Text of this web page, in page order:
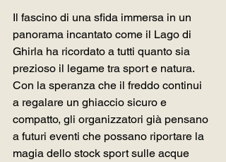
Il fascino di una sfida immersa in un
panorama incantato come il Lago di
Ghirla ha ricordato a tutti quanto sia
prezioso il legame tra sport e natura.
Con la speranza che il freddo continui
a regalare un ghiaccio sicuro e
compatto, gli organizzatori già pensano
a futuri eventi che possano riportare la
magia dello stock sport sulle acque